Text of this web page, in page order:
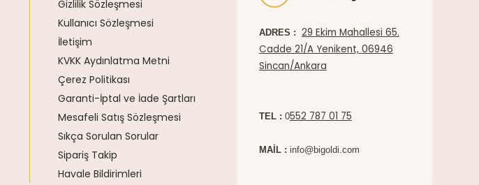
Gizlilik Sözleşmesi
Kullanıcı Sözleşmesi
İletişim
KVKK Aydınlatma Metni
Çerez Politikası
Garanti-İptal ve İade Şartları
Mesafeli Satış Sözleşmesi
Sıkça Sorulan Sorular
Sipariş Takip
Havale Bildirimleri
ADRES : 29 Ekim Mahallesi 65.
Cadde 21/A Yenikent, 06946
Sincan/Ankara
TEL : 0552 787 01 75
MAİL : info@bigoldi.com